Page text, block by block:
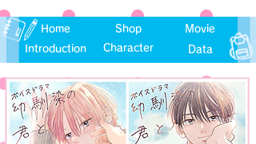
Home
Introduction
Shop
Character
Movie
Data